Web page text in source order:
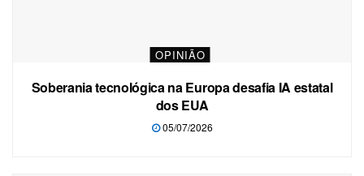
OPINIÃO
Soberania tecnológica na Europa desafia IA estatal
dos EUA
05/07/2026